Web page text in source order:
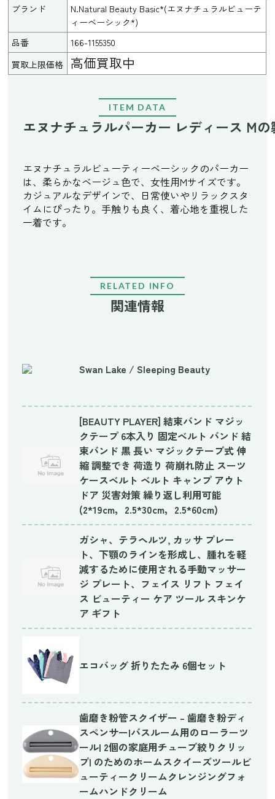
ブランド
N.Natural Beauty Basic*(エヌナチュラルビューテ
ィーベーシック*)
品番
166-1155350
買取上限価格
高価買取中
ITEM DATA
エヌナチュラルパーカー レディース M
エヌナチュラルビューティーベーシックのパーカー
は、柔らかなベージュ色で、女性用Mサイズです。
カジュアルなデザインで、日常使いやリラックスタ
イムにぴったり。手触りも良く、着心地を重視した
一着です。
RELATED INFO
関連情報
Swan Lake / Sleeping Beauty
[BEAUTY PLAYER] 結束バンド マジッ
クテープ 6本入り 固定ベルト バンド 結
束バンド 黒 長い マジックテープ式 伸
縮 調整でき 荷造り 荷崩れ防止 スーツ
ケースベルト ベルト キャンプ アウト
ドア 災害対策 繰り返し利用可能
(2*19cm，2.5*30cm，2.5*60cm)
ガシャ、テラヘルツ, カッサ プレー
ト、下顎のラインを形成し、腫れを軽
減するために使用される手動マッサー
ジ プレート、フェイス リフト フェイ
ス ビューティー ケア ツール スキンケ
ア ギフト
エコバッグ 折りたたみ 6個セット
歯磨き粉管スクイザー – 歯磨き粉ディ
スペンサー|バスルーム用のローラーツ
ール| 2個の家庭用チューブ絞りクリッ
プ| のためのホームスクイーズツールビ
ューティークリームクレンジングフォ
ームハンドクリーム